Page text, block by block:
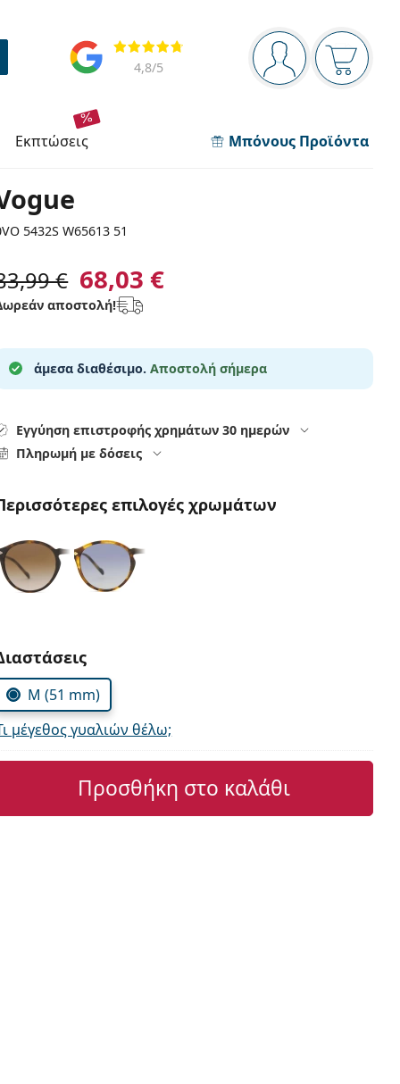
Πίνακας πλοήγησης
Είστε
Το
Αξιολογήσεις
4,8/5
εκπτώσεις Μπόνους Προϊόντα
5432S W65613 51
€ 68,03 €
αποστολή!
άμεσα διαθέσιμο. Αποστολή σήμερα
Εγγύηση επιστροφής χρημάτων 30 ημερών
Πληρωμή με δόσεις
επιλογές χρωμάτων
τις παράμετρους
M (51 mm)
μέγεθος γυαλιών θέλω;
Προσθήκη στο καλάθι